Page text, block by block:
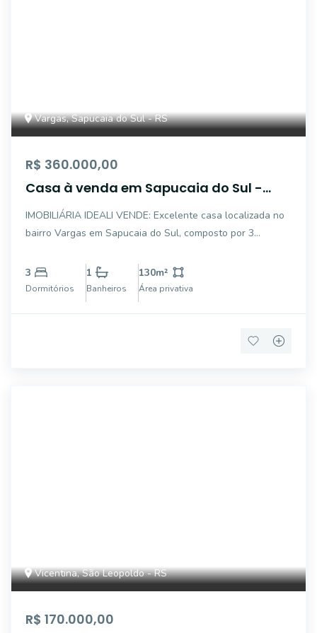
Vargas, Sapucaia do Sul - RS
R$ 360.000,00
Casa à venda em Sapucaia do Sul -
Vargas
IMOBILIÁRIA IDEALI VENDE: Excelente casa localizada no
bairro Vargas em Sapucaia do Sul, composto por 3
vaga de garagem, área gourmet com churrasqueira e
piscina. Próximo a mercado, farmácia, e
3
Dormitórios
1
Banheiros
130m²
Área privativa
Vicentina, São Leopoldo - RS
R$ 170.000,00